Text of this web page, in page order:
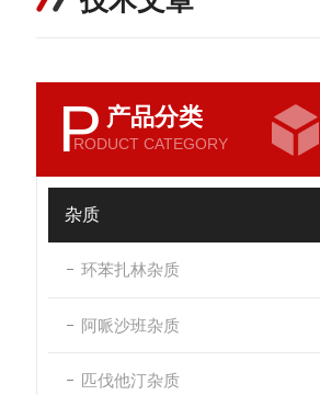
P 产品分类
RODUCT CATEGORY
杂质
环苯扎林杂质
阿哌沙班杂质
匹伐他汀杂质